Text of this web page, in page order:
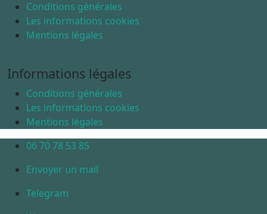
Conditions générales
Les informations cookies
Mentions légales
Informations légales
Conditions générales
Les informations cookies
Mentions légales
06 70 78 53 85
Envoyer un mail
Telegram